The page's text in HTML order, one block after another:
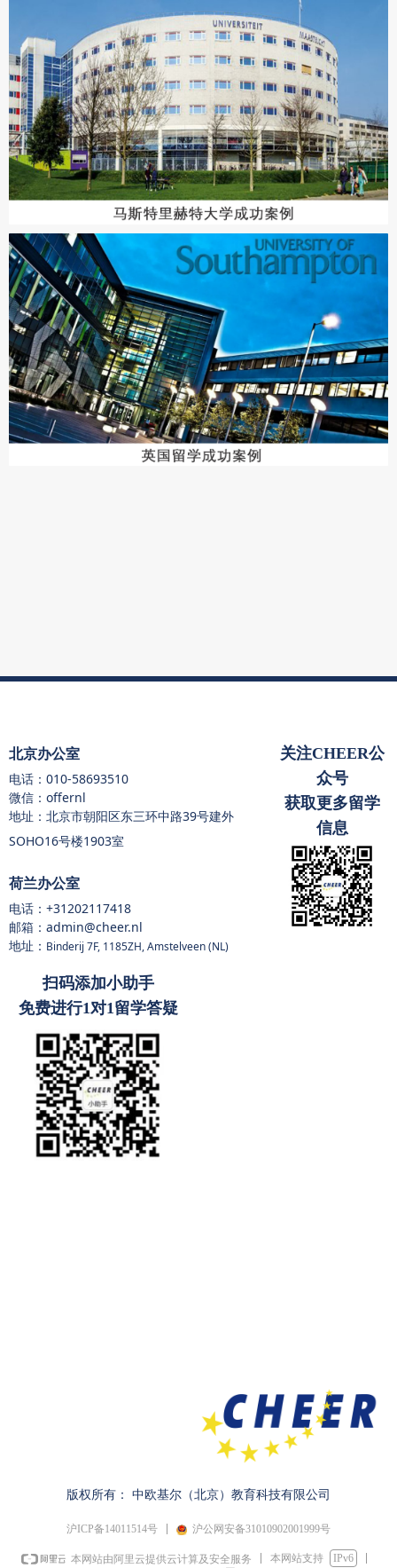
关注CHEER公
众号
获取更多留学
信息
版权所有： 中欧基尔（北京）教育科技有限公司
扫码添加小助手
免费进行1对1留学答疑
北京办公室
电话： 010-58693510
微信：offernl
地址：北京市朝阳区东三环中路39号建外
SOHO16号楼1903室
荷兰办公室
电话： +31202117418
邮箱：admin@cheer.nl
地址： Binderij 7F, 1185ZH, Amstelveen (NL)
沪ICP备14011514号 沪公网安备31010902001999号
本网站由阿里云提供云计算及安全服务 本网站支持
IPv6